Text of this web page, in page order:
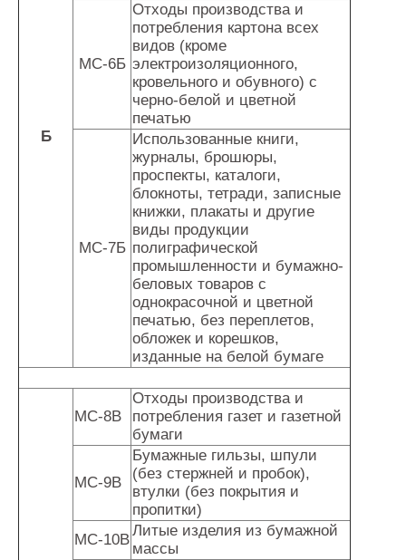
Б
МС-6Б
Отходы производства и
потребления картона всех
видов (кроме
электроизоляционного,
кровельного и обувного) с
черно-белой и цветной
печатью
МС-7Б
Использованные книги,
журналы, брошюры,
проспекты, каталоги,
блокноты, тетради, записные
книжки, плакаты и другие
виды продукции
полиграфической
промышленности и бумажно-
беловых товаров с
однокрасочной и цветной
печатью, без переплетов,
обложек и корешков,
изданные на белой бумаге
МС-8В
Отходы производства и
потребления газет и газетной
бумаги
МС-9В
Бумажные гильзы, шпули
(без стержней и пробок),
втулки (без покрытия и
пропитки)
МС-10В
Литые изделия из бумажной
массы